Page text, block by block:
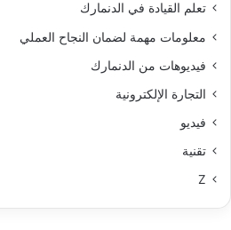
تعلم القيادة في الدنمارك
معلومات مهمة لضمان النجاح العملي
فيديوهات من الدنمارك
التجارة الإلكترونية
فيديو
تقنية
Z